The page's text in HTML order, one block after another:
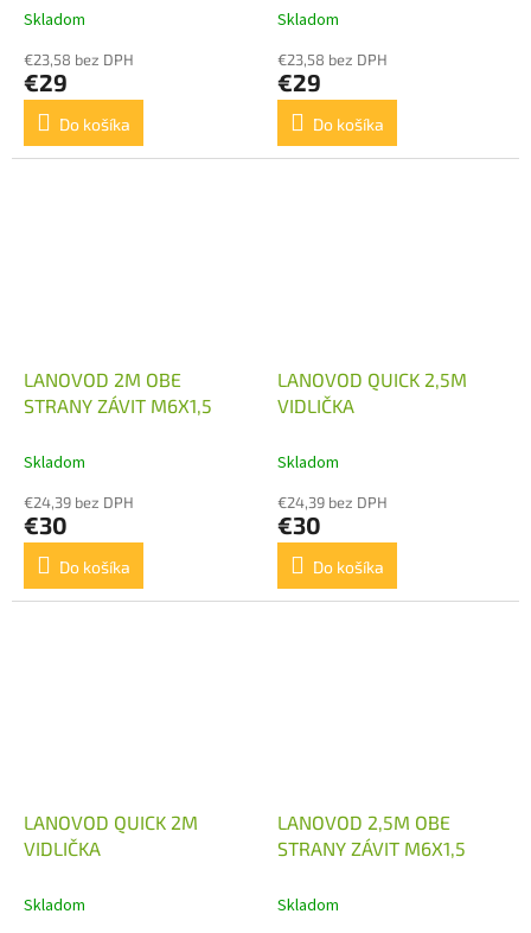
Skladom
€23,58 bez DPH
€29
Do košíka
Skladom
€23,58 bez DPH
€29
Do košíka
LANOVOD 2M OBE
STRANY ZÁVIT M6X1,5
Skladom
€24,39 bez DPH
€30
Do košíka
LANOVOD QUICK 2,5M
VIDLIČKA
Skladom
€24,39 bez DPH
€30
Do košíka
LANOVOD QUICK 2M
VIDLIČKA
Skladom
LANOVOD 2,5M OBE
STRANY ZÁVIT M6X1,5
Skladom